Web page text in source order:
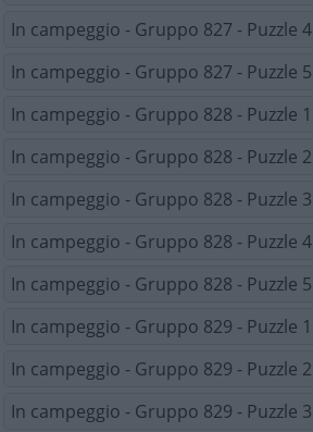
In campeggio - Gruppo 827 - Puzzle 4
In campeggio - Gruppo 827 - Puzzle 5
In campeggio - Gruppo 828 - Puzzle 1
In campeggio - Gruppo 828 - Puzzle 2
In campeggio - Gruppo 828 - Puzzle 3
In campeggio - Gruppo 828 - Puzzle 4
In campeggio - Gruppo 828 - Puzzle 5
In campeggio - Gruppo 829 - Puzzle 1
In campeggio - Gruppo 829 - Puzzle 2
In campeggio - Gruppo 829 - Puzzle 3